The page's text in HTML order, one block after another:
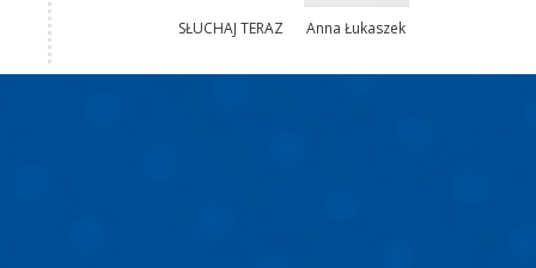
SŁUCHAJ TERAZ Anna Łukaszek